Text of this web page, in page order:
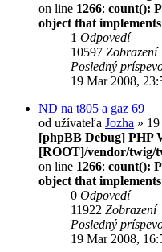
on line 1266: count():
object that
1 Odpovedí
10597 Zobrazení
Posledný
19 Mar 2008,
ND na t805 a gaz 69
od užívateľa Jozha »
[phpBB Debug] PHP
[ROOT]/vendor/twig/
on line 1266: count():
object that
0 Odpovedí
11922 Zobrazení
Posledný
19 Mar 2008,